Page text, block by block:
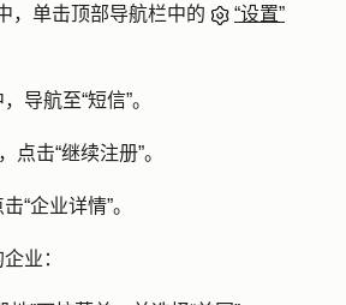
，单击顶部导航栏中的
“设置”
导航至“短信”。
点击“继续注册”。
击“企业详情”。
业：